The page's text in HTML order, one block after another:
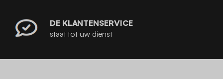
DE KLANTENSERVICE
staat tot uw dienst